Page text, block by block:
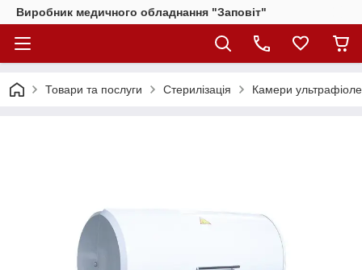
Виробник медичного обладнання "Заповіт"
Товари та послуги Стерилізація Камери